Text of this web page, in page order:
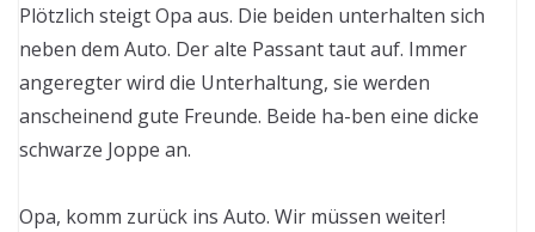
Plötzlich steigt Opa aus. Die beiden unterhalten sich
neben dem Auto. Der alte Passant taut auf. Immer
angeregter wird die Unterhaltung, sie werden
anscheinend gute Freunde. Beide ha-ben eine dicke
schwarze Joppe an.
Opa, komm zurück ins Auto. Wir müssen weiter!